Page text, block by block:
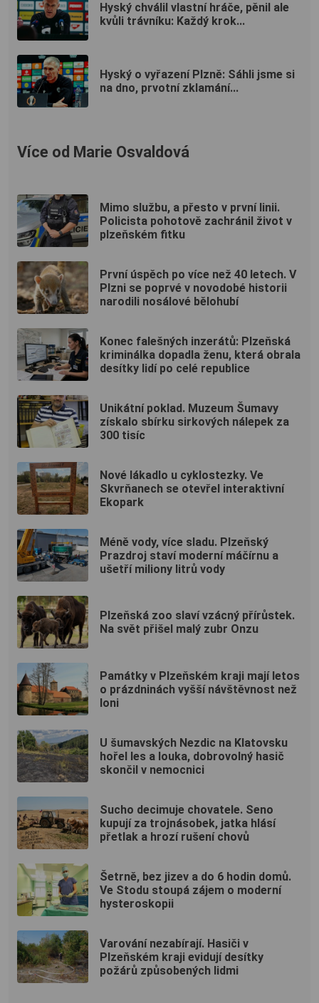
Hyský chválil vlastní hráče, pěnil ale
kvůli trávníku: Každý krok...
Hyský o vyřazení Plzně: Sáhli jsme si
na dno, prvotní zklamání...
Více od Marie Osvaldová
Mimo službu, a přesto v první linii.
Policista pohotově zachránil život v
plzeňském fitku
První úspěch po více než 40 letech. V
Plzni se poprvé v novodobé historii
narodili nosálové bělohubí
Konec falešných inzerátů: Plzeňská
kriminálka dopadla ženu, která obrala
desítky lidí po celé republice
Unikátní poklad. Muzeum Šumavy
získalo sbírku sirkových nálepek za
300 tisíc
Nové lákadlo u cyklostezky. Ve
Skvrňanech se otevřel interaktivní
Ekopark
Méně vody, více sladu. Plzeňský
Prazdroj staví moderní máčírnu a
ušetří miliony litrů vody
Plzeňská zoo slaví vzácný přírůstek.
Na svět přišel malý zubr Onzu
Památky v Plzeňském kraji mají letos
o prázdninách vyšší návštěvnost než
loni
U šumavských Nezdic na Klatovsku
hořel les a louka, dobrovolný hasič
skončil v nemocnici
Sucho decimuje chovatele. Seno
kupují za trojnásobek, jatka hlásí
přetlak a hrozí rušení chovů
Šetrně, bez jizev a do 6 hodin domů.
Ve Stodu stoupá zájem o moderní
hysteroskopii
Varování nezabírají. Hasiči v
Plzeňském kraji evidují desítky
požárů způsobených lidmi